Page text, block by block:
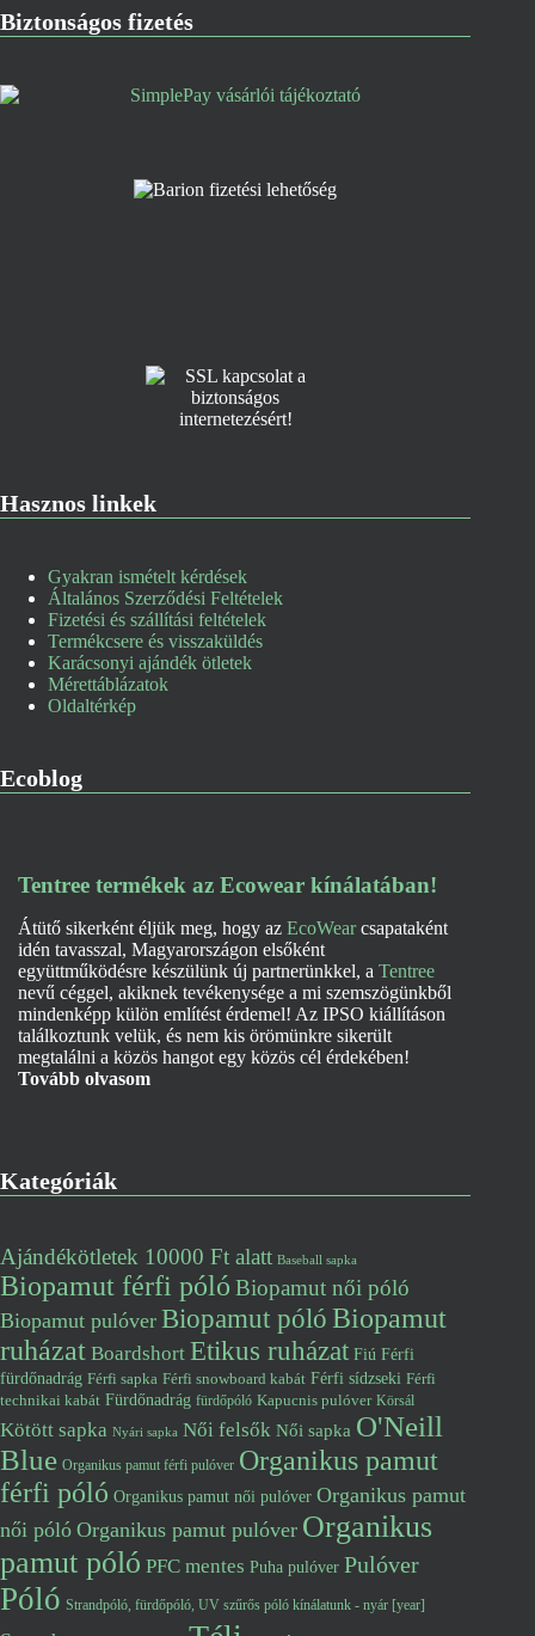
Biztonságos fizetés
Hasznos linkek
Gyakran ismételt kérdések
Általános Szerződési Feltételek
Fizetési és szállítási feltételek
Termékcsere és visszaküldés
Karácsonyi ajándék ötletek
Mérettáblázatok
Oldaltérkép
Ecoblog
Tentree termékek az Ecowear kínálatában!
Átütő sikerként éljük meg, hogy az EcoWearcsapataként
idén tavasszal, Magyarországon elsőként
együttműködésre készülünk új partnerünkkel, a Tentree
nevű céggel, akiknek tevékenysége a mi szemszögünkből
mindenképp külön említést érdemel! Az IPSO kiállításon
találkoztunk velük, és nem kis örömünkre sikerült
megtalálni a közös hangot egy közös cél érdekében!
Tovább olvasom
Kategóriák
Ajándékötletek 10000 Ft alatt Baseball sapka
Biopamut férfi póló Biopamut női póló
Biopamut pulóver Biopamut pólóBiopamut
ruházat Boardshort Etikus ruházat Fiú Férfi
fürdőnadrág Férfi sapka Férfi snowboard kabát Férfi sídzseki Férfi
technikai kabát Fürdőnadrág fürdőpóló Kapucnis pulóver Körsál
Kötött sapka Nyári sapka Női felsők Női sapka O'Neill
Blue Organikus pamut férfi pulóver Organikus pamut
férfi póló Organikus pamut női pulóver Organikus pamut
női póló Organikus pamut pulóver Organikus
pamut póló PFC mentes Puha pulóver Pulóver
Póló Strandpóló, fürdőpóló, UV szűrős póló kínálatunk - nyár [year]